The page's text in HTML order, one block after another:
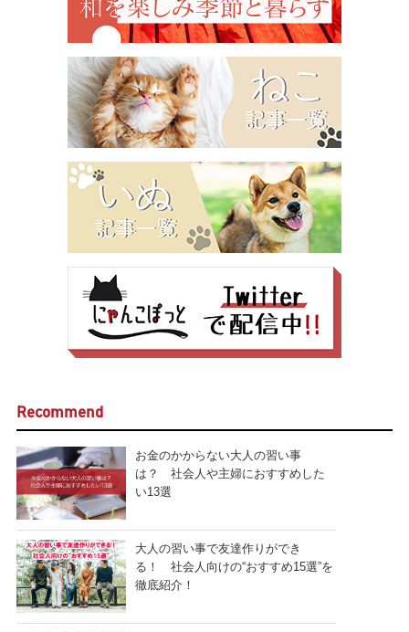
Recommend
お金のかからない大人の習い事
は？ 社会人や主婦におすすめした
い13選
大人の習い事で友達作りができ
る！ 社会人向けの“おすすめ15選”を
徹底紹介！